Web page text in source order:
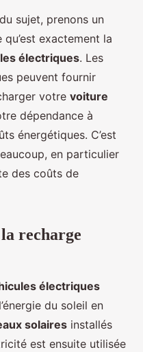
sujet, prenons un
exactement la
électriques. Les
peuvent fournir
votre voiture
dépendance à
énergétiques. C’est
en particulier
des coûts de
recharge
électriques
du soleil en
solaires installés
est ensuite utilisée